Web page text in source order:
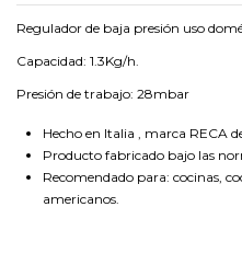
Regulador de baja presión uso
Capacidad: 1.3Kg/h.
Presión de trabajo: 28mbar
Hecho en Italia , marca RECA
Producto fabricado bajo las
Recomendado para: cocinas,
americanos.